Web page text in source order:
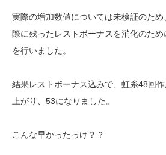
実際の増加数値については未検証のた
際に残ったレストボーナスを消化のた
を行いました。
結果レストボーナス込みで、虹糸48回
上がり、53になりました。
こんな早かったっけ？？